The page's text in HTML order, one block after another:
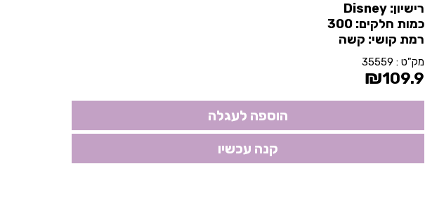
רישיון: Disney
כמות חלקים: 300
רמת קושי: קשה
מק"ט : 35559
₪109.9